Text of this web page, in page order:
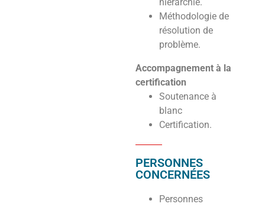
Méthodologie de
résolution de
problème.
Accompagnement à la
certification
Soutenance à
blanc
Certification.
PERSONNES
CONCERNÉES
Personnes